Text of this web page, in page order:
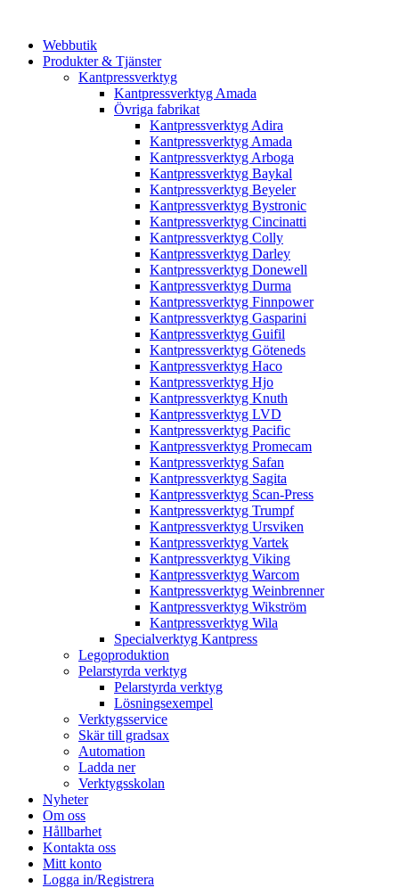
Webbutik
Produkter & Tjänster
Kantpressverktyg
Kantpressverktyg Amada
Övriga fabrikat
Kantpressverktyg Adira
Kantpressverktyg Amada
Kantpressverktyg Arboga
Kantpressverktyg Baykal
Kantpressverktyg Beyeler
Kantpressverktyg Bystronic
Kantpressverktyg Cincinatti
Kantpressverktyg Colly
Kantpressverktyg Darley
Kantpressverktyg Donewell
Kantpressverktyg Durma
Kantpressverktyg Finnpower
Kantpressverktyg Gasparini
Kantpressverktyg Guifil
Kantpressverktyg Göteneds
Kantpressverktyg Haco
Kantpressverktyg Hjo
Kantpressverktyg Knuth
Kantpressverktyg LVD
Kantpressverktyg Pacific
Kantpressverktyg Promecam
Kantpressverktyg Safan
Kantpressverktyg Sagita
Kantpressverktyg Scan-Press
Kantpressverktyg Trumpf
Kantpressverktyg Ursviken
Kantpressverktyg Vartek
Kantpressverktyg Viking
Kantpressverktyg Warcom
Kantpressverktyg Weinbrenner
Kantpressverktyg Wikström
Kantpressverktyg Wila
Specialverktyg Kantpress
Legoproduktion
Pelarstyrda verktyg
Pelarstyrda verktyg
Lösningsexempel
Verktygsservice
Skär till gradsax
Automation
Ladda ner
Verktygsskolan
Nyheter
Om oss
Hållbarhet
Kontakta oss
Mitt konto
Logga in/Registrera